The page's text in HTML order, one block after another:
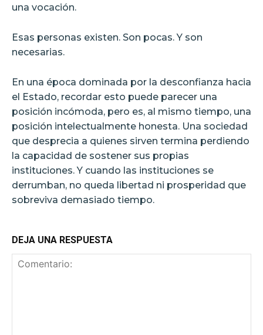
una vocación.
Esas personas existen. Son pocas. Y son
necesarias.
En una época dominada por la desconfianza hacia
el Estado, recordar esto puede parecer una
posición incómoda, pero es, al mismo tiempo, una
posición intelectualmente honesta. Una sociedad
que desprecia a quienes sirven termina perdiendo
la capacidad de sostener sus propias
instituciones. Y cuando las instituciones se
derrumban, no queda libertad ni prosperidad que
sobreviva demasiado tiempo.
DEJA UNA RESPUESTA